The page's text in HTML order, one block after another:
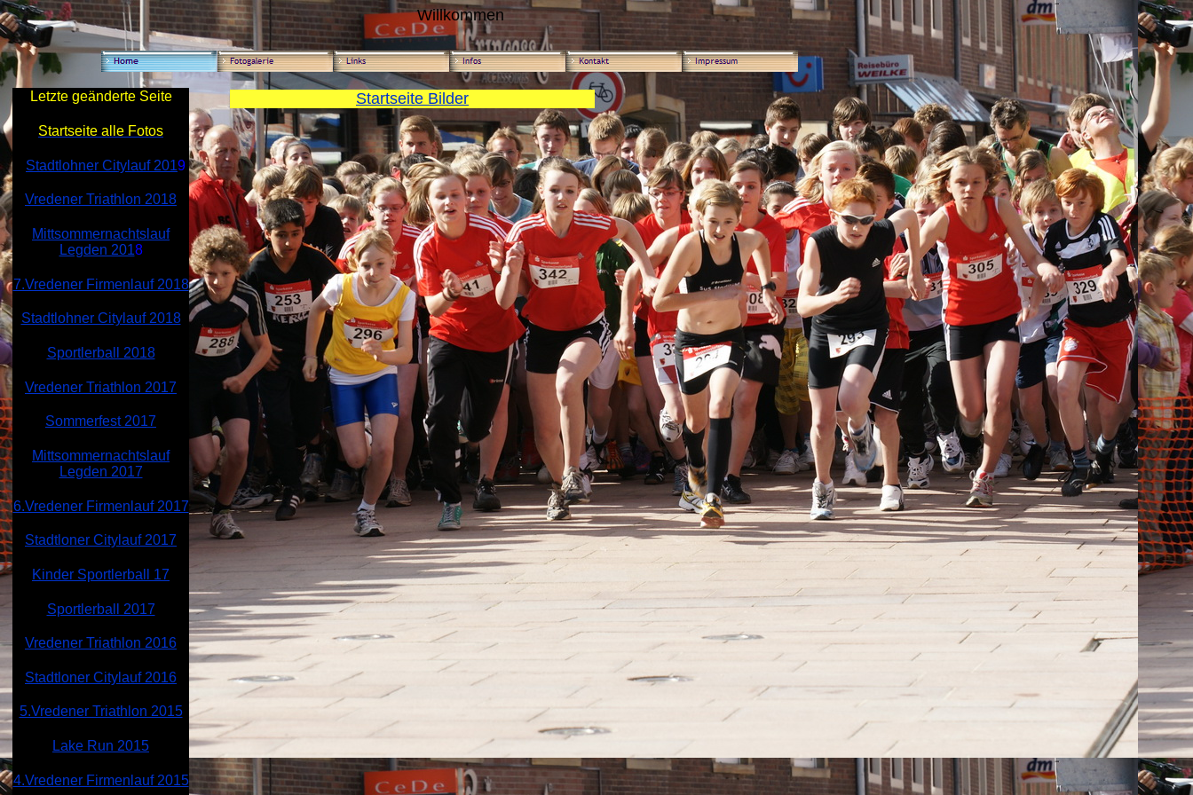
Willkommen
Letzte geänderte Seite
Startseite alle Fotos
Stadtlohner Citylauf 2019
Vredener Triathlon 2018
Mittsommernachtslauf
Legden 2018
7.Vredener Firmenlauf 2018
Stadtlohner Citylauf 2018
Sportlerball 2018
Vredener Triathlon 2017
Sommerfest 2017
Mittsommernachtslauf
Legden 2017
6.Vredener Firmenlauf 2017
Stadtloner Citylauf 2017
Kinder Sportlerball 17
Sportlerball 2017
Vredener Triathlon 2016
Stadtloner Citylauf 2016
5.Vredener Triathlon 2015
Lake Run 2015
4.Vredener Firmenlauf 2015
Startseite Bilder